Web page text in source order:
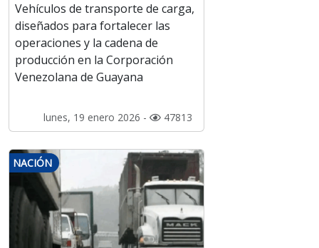
Vehículos de transporte de carga,
diseñados para fortalecer las
operaciones y la cadena de
producción en la Corporación
Venezolana de Guayana
lunes, 19 enero 2026 - 47813
NACIÓN